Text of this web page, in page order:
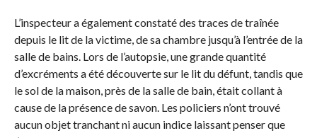
L’inspecteur a également constaté des traces de traînée
depuis le lit de la victime, de sa chambre jusqu’à l’entrée de la
salle de bains. Lors de l’autopsie, une grande quantité
d’excréments a été découverte sur le lit du défunt, tandis que
le sol de la maison, près de la salle de bain, était collant à
cause de la présence de savon. Les policiers n’ont trouvé
aucun objet tranchant ni aucun indice laissant penser que